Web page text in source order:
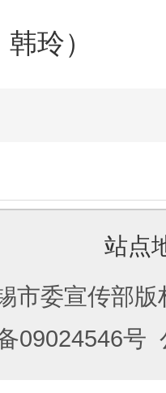
玲）
站点
市委宣传部
09024546号